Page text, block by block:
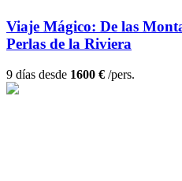
Viaje Mágico: De las
Perlas de la Riviera
9 días desde 1600 € /pers.